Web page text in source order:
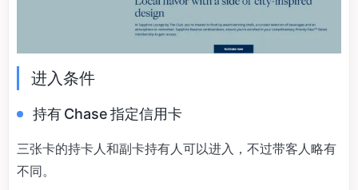
进入条件
持有 Chase 指定信用卡
三张卡的持卡人和副卡持有人可以进入，不过带客人略有
不同。